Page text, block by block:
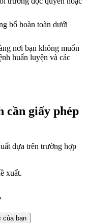
bố hoàn toàn dưới
nơi bạn không muốn
huấn luyện và các
cần giấy phép
dựa trên trường hợp
xuất.
của bạn